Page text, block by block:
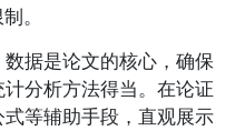
。
据是论文的核心，确保
分析方法得当。在论证
等辅助手段，直观展示